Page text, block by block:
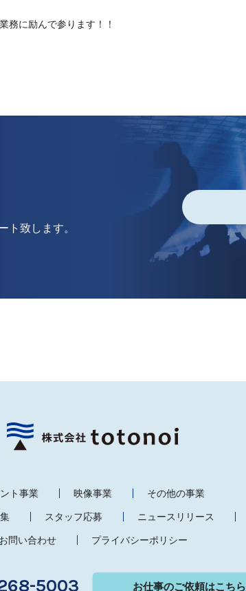
務に励んで参ります！！
ト致します。
ト事業 映像事業 その他の事業
スタッフ応募 ニュースリリース
お問い合わせ プライバシーポリシー
5003 お仕事のご依頼はこちら